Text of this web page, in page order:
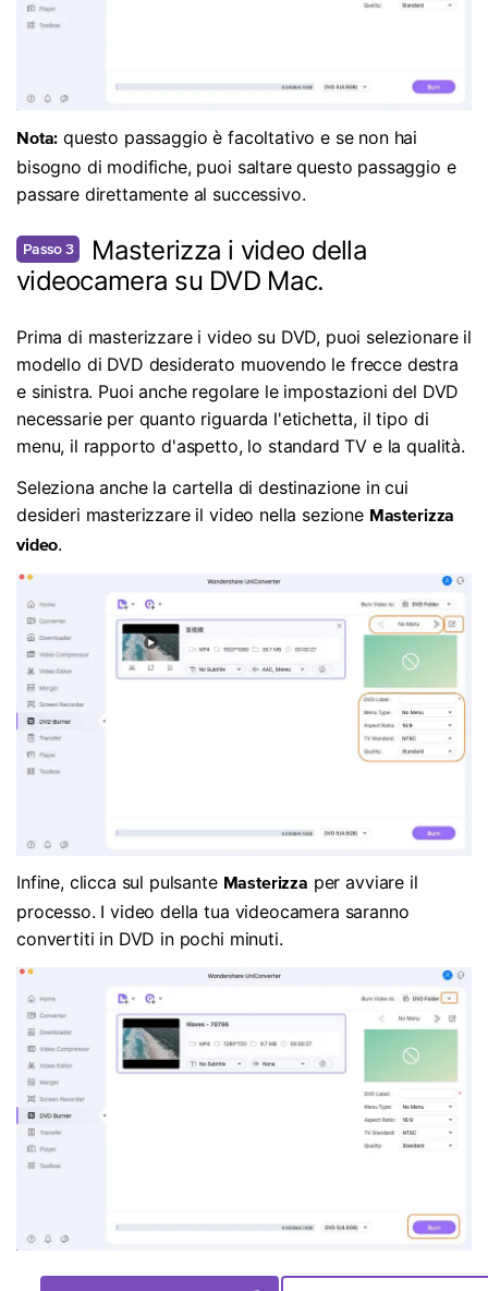
Nota: questo passaggio è facoltativo e se non hai
bisogno di modifiche, puoi saltare questo passaggio e
passare direttamente al successivo.
Passo 3
Masterizza i video della
videocamera su DVD Mac.
Prima di masterizzare i video su DVD, puoi selezionare il
modello di DVD desiderato muovendo le frecce destra
e sinistra. Puoi anche regolare le impostazioni del DVD
necessarie per quanto riguarda l'etichetta, il tipo di
menu, il rapporto d'aspetto, lo standard TV e la qualità.
Seleziona anche la cartella di destinazione in cui
desideri masterizzare il video nella sezione Masterizza
video.
Infine, clicca sul pulsante Masterizza per avviare il
processo. I video della tua videocamera saranno
convertiti in DVD in pochi minuti.